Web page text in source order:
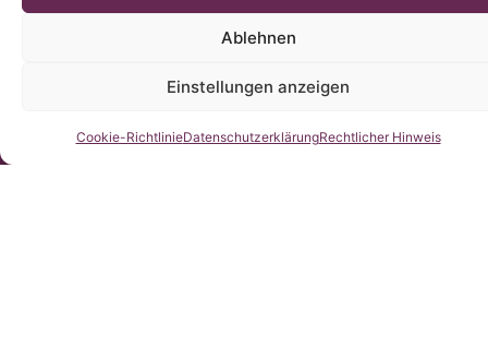
Ablehnen
Einstellungen anzeigen
Cookie-RichtlinieDatenschutzerklärungRechtlicher Hinweis
Kontaktieren Sie uns